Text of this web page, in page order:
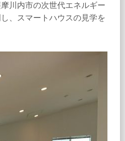
川内市の次世代エネルギー
、スマートハウスの見学を